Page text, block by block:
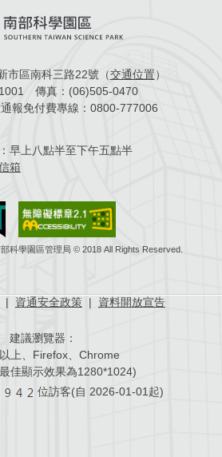
市區南科三路22號（交通位置）
傳真： (06)505-0470
報免付費專線： 0800-777006
早上八點半至下午五點半
箱
科學園區管理局 © 2018 All Rights Reserved.
| 資通安全政策 | 資料開放宣告
建議瀏覽器：
上、Firefox、Chrome
佳顯示效果為1280*1024)
位訪客(自 2026-01-01起)